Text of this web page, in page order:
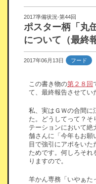
2017準備状況-第44回
ポスター柄「丸
について（最終
2017年06月13日 フード
この書き物の第２８回
て、最終報告させてい
私、実はＧＷの合間に
た。どうしてって？そ
テーションにおいて絶
舗さんに「今年もお
目で強引にアポをいた
ためです。何しろそれ
りますので。
羊かん専務「いやぁた